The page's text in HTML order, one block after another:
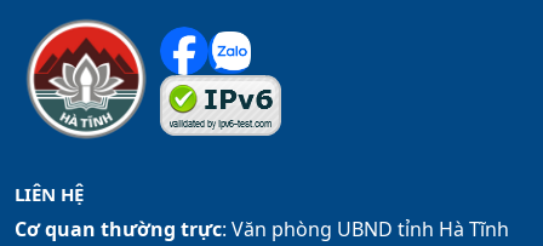
LIÊN HỆ
Cơ quan thường trực: Văn phòng UBND tỉnh Hà Tĩnh